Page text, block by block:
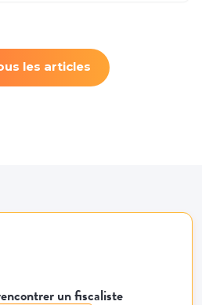
les articles
un fiscaliste